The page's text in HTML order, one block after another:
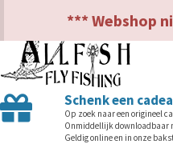
*** Webshop
Schenk een
Op zoek naar een origineel
Onmiddellijk downloadbaar
Geldig online en in onze